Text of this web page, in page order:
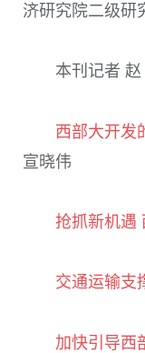
济研究院二级研
本刊记者 赵
西部大开发
宣晓伟
抢抓新机遇
交通运输支
加快引导西